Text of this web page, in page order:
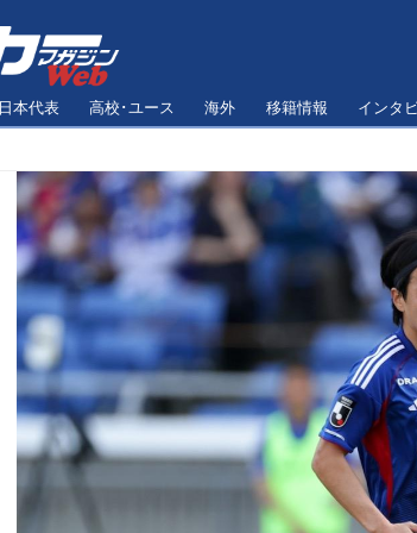
日本代表 高校･ユース 海外 移籍情報 インタ